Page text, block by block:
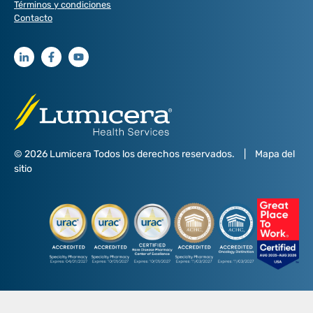
Términos y condiciones
Contacto
© 2026 Lumicera Todos los derechos reservados.
Mapa del
sitio